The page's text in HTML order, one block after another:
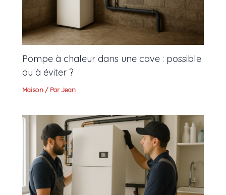
Pompe à chaleur dans une cave : possible
ou à éviter ?
Maison / ParJean